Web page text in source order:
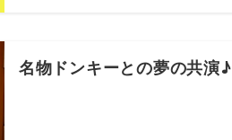
名物ドンキーとの夢の共演♪